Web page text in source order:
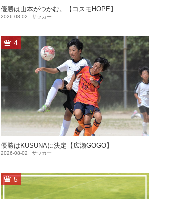
優勝は山本がつかむ。【コスモHOPE】
2026-08-02 サッカー
4
優勝はKUSUNAに決定【広瀬GOGO】
2026-08-02 サッカー
5